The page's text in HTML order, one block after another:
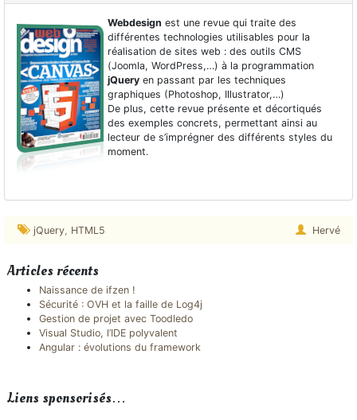
Webdesign est une revue qui traite des
différentes technologies utilisables pour la
réalisation de sites web : des outils CMS
(Joomla, WordPress,…) à la programmation
jQuery en passant par les techniques
graphiques (Photoshop, Illustrator,…)
De plus, cette revue présente et décortiqués
des exemples concrets, permettant ainsi au
lecteur de s’imprégner des différents styles du
moment.
jQuery, HTML5 Hervé
Articles récents
Naissance de ifzen !
Sécurité : OVH et la faille de Log4j
Gestion de projet avec Toodledo
Visual Studio, l’IDE polyvalent
Angular : évolutions du framework
Liens sponsorisés…